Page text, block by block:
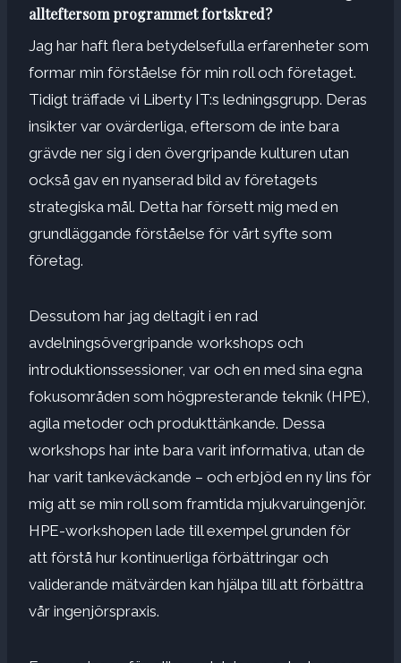
allteftersom programmet fortskred?
Jag har haft flera betydelsefulla erfarenheter som
formar min förståelse för min roll och företaget.
Tidigt träffade vi Liberty IT:s ledningsgrupp. Deras
insikter var ovärderliga, eftersom de inte bara
grävde ner sig i den övergripande kulturen utan
också gav en nyanserad bild av företagets
strategiska mål. Detta har försett mig med en
grundläggande förståelse för vårt syfte som
företag.
Dessutom har jag deltagit i en rad
avdelningsövergripande workshops och
introduktionssessioner, var och en med sina egna
fokusområden som högpresterande teknik (HPE),
agila metoder och produkttänkande. Dessa
workshops har inte bara varit informativa, utan de
har varit tankeväckande – och erbjöd en ny lins för
mig att se min roll som framtida mjukvaruingenjör.
HPE-workshopen lade till exempel grunden för
att förstå hur kontinuerliga förbättringar och
validerande mätvärden kan hjälpa till att förbättra
vår ingenjörspraxis.